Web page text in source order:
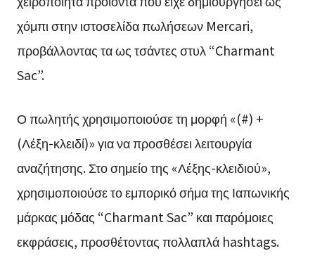
χόμπι στην ιστοσελίδα πωλήσεων Mercari,
προβάλλοντας τα ως τσάντες στυλ “Charmant
Sac”.
Ο πωλητής χρησιμοποιούσε τη μορφή «(#) +
(Λέξη-κλειδί)» για να προσθέσει λειτουργία
αναζήτησης. Στο σημείο της «Λέξης-κλειδιού»,
χρησιμοποιούσε το εμπορικό σήμα της Ιαπωνικής
μάρκας μόδας “Charmant Sac” και παρόμοιες
εκφράσεις, προσθέτοντας πολλαπλά hashtags.